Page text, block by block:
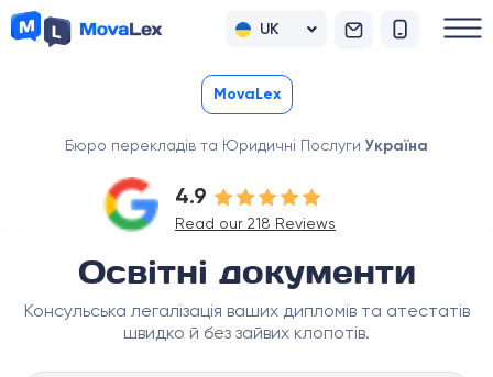
UK
RU
MovaLex
Бюро перекладів та Юридичні Послуги Україна
4.9
Read our 218 Reviews
Освітні документи
Консульська легалізація ваших дипломів та атестатів
швидко й без зайвих клопотів.